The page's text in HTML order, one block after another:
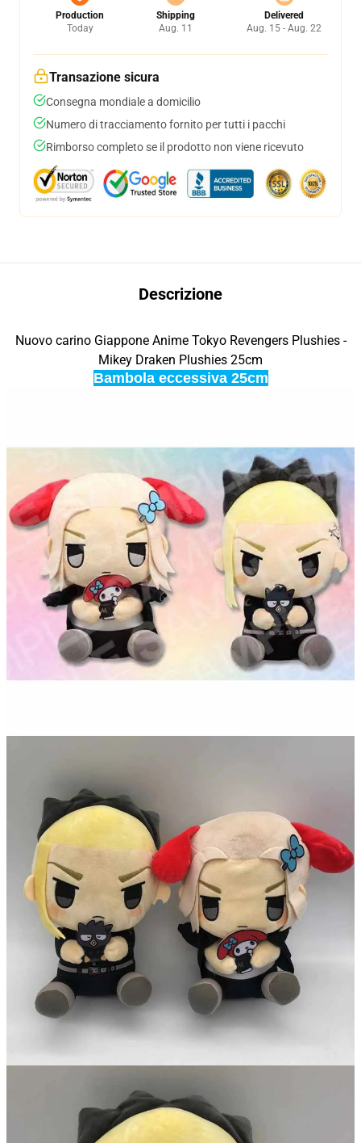
Production
Today
Shipping
Aug. 11
Delivered
Aug. 15 - Aug. 22
Transazione sicura
Consegna mondiale a domicilio
Numero di tracciamento fornito per tutti i pacchi
Rimborso completo se il prodotto non viene ricevuto
Descrizione
Nuovo carino Giappone Anime Tokyo Revengers Plushies -
Mikey Draken Plushies 25cm
Bambola eccessiva 25cm